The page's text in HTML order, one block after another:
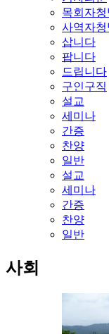
목회자청
사역자청
삽니다
팝니다
드립니다
구인구직
설교
세미나
간증
찬양
일반
설교
세미나
간증
찬양
일반
사회